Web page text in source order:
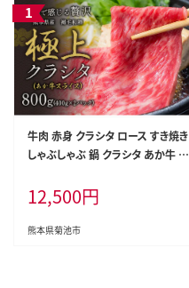
牛肉 赤身 クラシタ ロース すき焼き
しゃぶしゃぶ 鍋 クラシタ あか牛 送
00g クラシタ あか牛 赤牛 あかうし
《7-14日以内に出荷予定(土日祝除
く)》九州 食品 お取り寄せ---300-54
12,500円
熊本県菊池市